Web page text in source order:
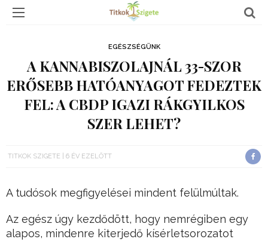
EGÉSZSÉGÜNK
A KANNABISZOLAJNÁL 33-SZOR
ERŐSEBB HATÓANYAGOT FEDEZTEK
FEL: A CBDP IGAZI RÁKGYILKOS
SZER LEHET?
TITKOK SZIGETE 6 ÉV EZELŐTT
A tudósok megfigyelései mindent felülmúltak.
Az egész úgy kezdődött, hogy nemrégiben egy
alapos, mindenre kiterjedő kísérletsorozatot